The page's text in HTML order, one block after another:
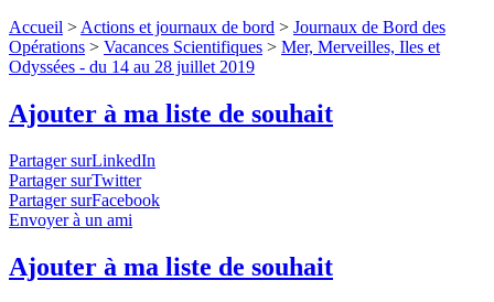
Accueil > Actions et journaux de bord > Journaux de Bord des
Opérations > Vacances Scientifiques > Mer, Merveilles, Iles et
Odyssées - du 14 au 28 juillet 2019
Ajouter à ma liste de souhait
Partager surLinkedIn
Partager surTwitter
Partager surFacebook
Envoyer à un ami
Ajouter à ma liste de souhait